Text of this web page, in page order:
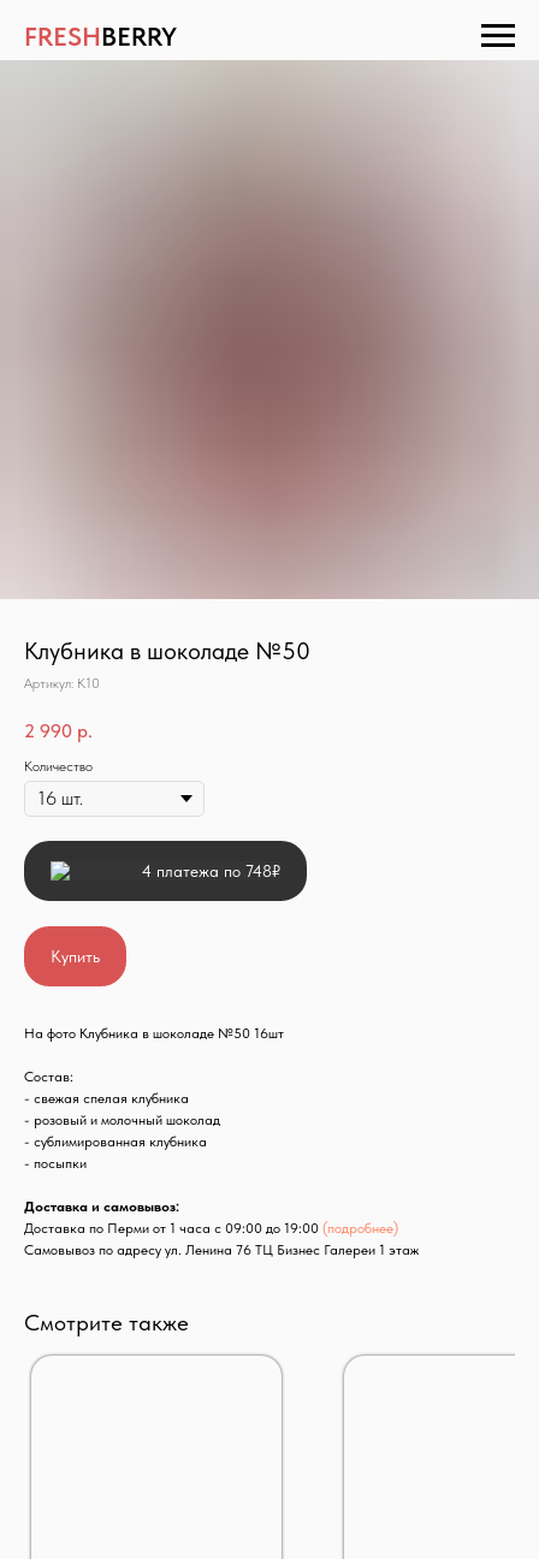
FRESHBERRY
Клубника в шоколаде №50
Артикул: К10
2 990 р.
Количество
Купить
4 платежа по 748₽
На фото Клубника в шоколаде №50 16шт
Состав:
- свежая спелая клубника
- розовый и молочный шоколад
- сублимированная клубника
- посыпки
Доставка и самовывоз:
Доставка по Перми от 1 часа с 09:00 до 19:00 (подробнее)
Самовывоз по адресу ул. Ленина 76 ТЦ Бизнес Галереи 1 этаж
Смотрите также